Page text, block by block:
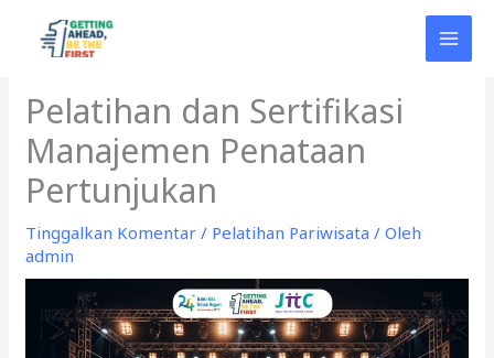
Pelatihan dan Sertifikasi
Manajemen Penataan
Pertunjukan
Tinggalkan Komentar / Pelatihan Pariwisata / Oleh
admin